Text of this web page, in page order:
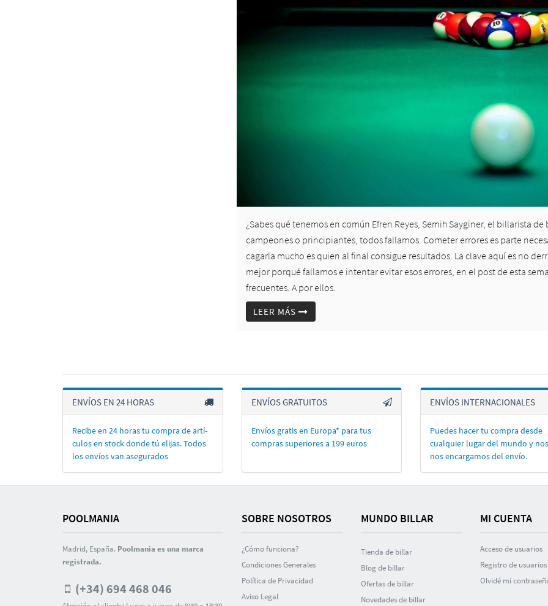
¿Sabes qué tenemos en común Efren Reyes, Semih Sayginer, el billarista
campeones o principiantes, todos fallamos. Cometer errores es parte
cagarla mucho es quien al final consigue resultados. La clave aquí es no
mejor porqué fallamos e intentar evitar esos errores, en el post de esta
frecuentes. A por ellos.
LEER MÁS
ENVÍOS EN 24 HORAS
Recibe en 24 horas tu compra de artí­
culos en stock donde tú elijas. Todos
los enví­os van asegurados
ENVÍOS GRATUITOS
Envíos gratis en Europa* para tus
compras superiores a 199 euros
ENVÍOS INTERNACIONALES
Puedes hacer tu compra desde
cualquier lugar del mundo y
nos encargamos del enví­o.
POOLMANIA
Madrid, España. Poolmania es una marca
registrada.
(+34) 694 468 046
SOBRE NOSOTROS
¿Cómo funciona?
Condiciones Generales
Polí­tica de Privacidad
Aviso Legal
MUNDO BILLAR
Tienda de billar
Blog de billar
Ofertas de billar
Novedades de billar
MI CUENTA
Acceso de usuarios
Registro de usuarios
Olvidé mi